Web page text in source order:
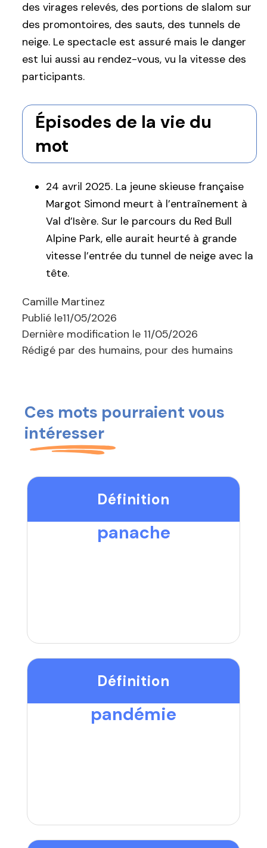
des virages relevés, des portions de slalom sur
des promontoires, des sauts, des tunnels de
neige. Le spectacle est assuré mais le danger
est lui aussi au rendez-vous, vu la vitesse des
participants.
Épisodes de la vie du
mot
24 avril 2025. La jeune skieuse française
Margot Simond meurt à l’entraînement à
Val d’Isère. Sur le parcours du Red Bull
Alpine Park, elle aurait heurté à grande
vitesse l’entrée du tunnel de neige avec la
tête.
Camille Martinez
Publié le11/05/2026
Dernière modification le 11/05/2026
Rédigé par des humains, pour des humains
Ces mots pourraient vous
intéresser
Définition
panache
Définition
pandémie